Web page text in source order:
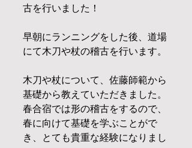
古を行いました！
早朝にランニングをした後、道場
にて木刀や杖の稽古を行います。
木刀や杖について、佐藤師範から
基礎から教えていただきました。
春合宿では形の稽古をするので、
春に向けて基礎を学ぶことがで
き、とても貴重な経験になりまし